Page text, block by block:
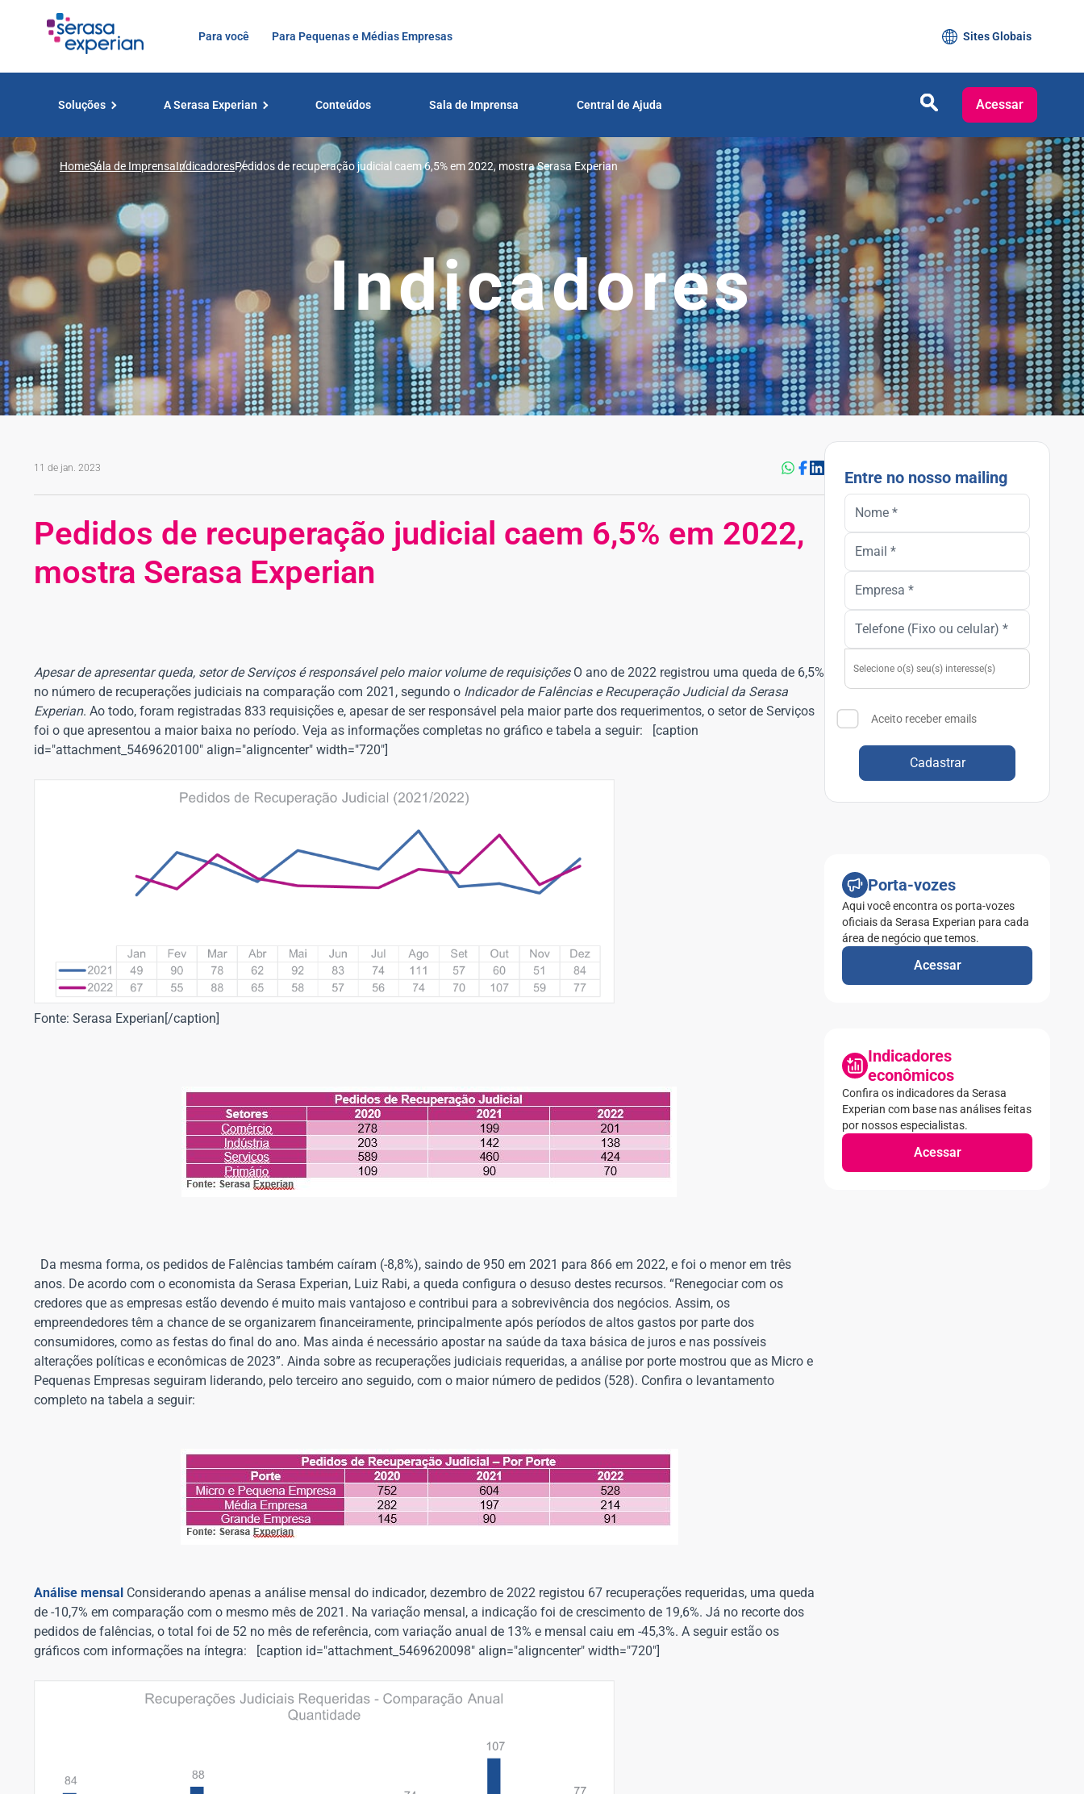
Para você Para Pequenas e Médias Empresas Sites Globais
Soluções A Serasa Experian Conteúdos Sala de Imprensa Central de Ajuda Acessar
HomeSala de ImprensaIndicadoresPedidos de recuperação judicial caem 6,5% em 2022, mostra Serasa Experian
Indicadores
11 de jan. 2023
Pedidos de recuperação judicial caem 6,5% em 2022,
mostra Serasa Experian
Apesar de apresentar queda, setor de Serviços é responsável pelo maior volume de requisiçõesO ano de 2022 registrou uma queda de 6,5%
no número de recuperações judiciais na comparação com 2021, segundo o Indicador de Falências e Recuperação Judicial da Serasa
Experian. Ao todo, foram registradas 833 requisições e, apesar de ser responsável pela maior parte dos requerimentos, o setor de Serviços
foi o que apresentou a maior baixa no período. Veja as informações completas no gráfico e tabela a seguir: [caption
id="attachment_5469620100" align="aligncenter" width="720"]
Fonte: Serasa Experian[/caption]
Da mesma forma, os pedidos de Falências também caíram (-8,8%), saindo de 950 em 2021 para 866 em 2022, e foi o menor em três
anos. De acordo com o economista da Serasa Experian, Luiz Rabi, a queda configura o desuso destes recursos. “Renegociar com os
credores que as empresas estão devendo é muito mais vantajoso e contribui para a sobrevivência dos negócios. Assim, os
empreendedores têm a chance de se organizarem financeiramente, principalmente após períodos de altos gastos por parte dos
consumidores, como as festas do final do ano. Mas ainda é necessário apostar na saúde da taxa básica de juros e nas possíveis
alterações políticas e econômicas de 2023”. Ainda sobre as recuperações judiciais requeridas, a análise por porte mostrou que as Micro e
Pequenas Empresas seguiram liderando, pelo terceiro ano seguido, com o maior número de pedidos (528). Confira o levantamento
completo na tabela a seguir:
Análise mensal Considerando apenas a análise mensal do indicador, dezembro de 2022 registou 67 recuperações requeridas, uma queda
de -10,7% em comparação com o mesmo mês de 2021. Na variação mensal, a indicação foi de crescimento de 19,6%. Já no recorte dos
pedidos de falências, o total foi de 52 no mês de referência, com variação anual de 13% e mensal caiu em -45,3%. A seguir estão os
gráficos com informações na íntegra: [caption id="attachment_5469620098" align="aligncenter" width="720"]
Entre no nosso mailing
Aceito receber emails
Cadastrar
Porta-vozes
Aqui você encontra os porta-vozes
oficiais da Serasa Experian para cada
área de negócio que temos.
Acessar
Indicadores
econômicos
Confira os indicadores da Serasa
Experian com base nas análises feitas
por nossos especialistas.
Acessar